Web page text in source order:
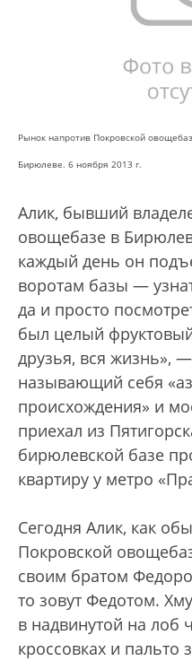
Рынок напротив Покровской
Бирюлеве. 6 ноября 2013 г.
Алик, бывший
овощебазе в
каждый день он
воротам базы —
да и просто
был целый
друзья, вся жизнь», —
называющий себя
происхождения» и
приехал из
бирюлевской базе
квартиру у метро
Сегодня Алик, как
Покровской
своим братом
то зовут Федотом.
в надвинутой на лоб
кроссовках и